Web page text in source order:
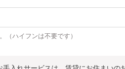
（ハイフンは不要です）